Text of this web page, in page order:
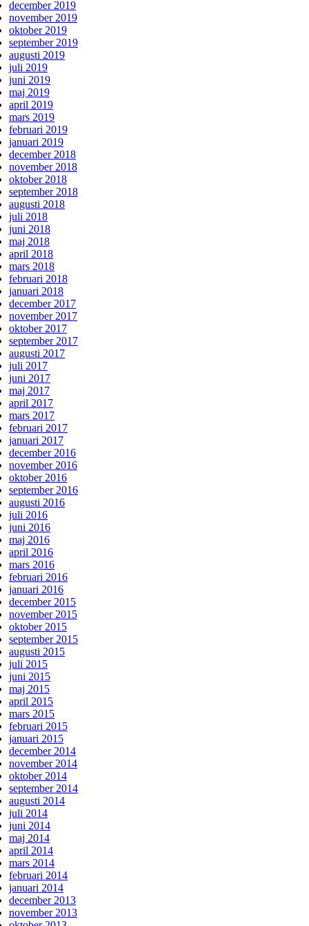
december 2019
november 2019
oktober 2019
september 2019
augusti 2019
juli 2019
juni 2019
maj 2019
april 2019
mars 2019
februari 2019
januari 2019
december 2018
november 2018
oktober 2018
september 2018
augusti 2018
juli 2018
juni 2018
maj 2018
april 2018
mars 2018
februari 2018
januari 2018
december 2017
november 2017
oktober 2017
september 2017
augusti 2017
juli 2017
juni 2017
maj 2017
april 2017
mars 2017
februari 2017
januari 2017
december 2016
november 2016
oktober 2016
september 2016
augusti 2016
juli 2016
juni 2016
maj 2016
april 2016
mars 2016
februari 2016
januari 2016
december 2015
november 2015
oktober 2015
september 2015
augusti 2015
juli 2015
juni 2015
maj 2015
april 2015
mars 2015
februari 2015
januari 2015
december 2014
november 2014
oktober 2014
september 2014
augusti 2014
juli 2014
juni 2014
maj 2014
april 2014
mars 2014
februari 2014
januari 2014
december 2013
november 2013